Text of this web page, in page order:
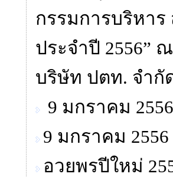
กรรมการบริหา
ประจำปี 2556”
บริษัท ปตท. จำกั
9 มกราคม
9 มกราคม
อวยพรปีใหม่